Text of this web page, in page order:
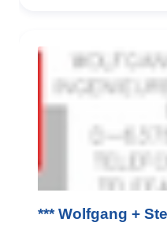
*** Wolfgang +